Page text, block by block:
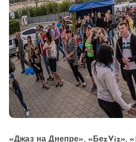
«Джаз на Днепре», «БеzViz»,